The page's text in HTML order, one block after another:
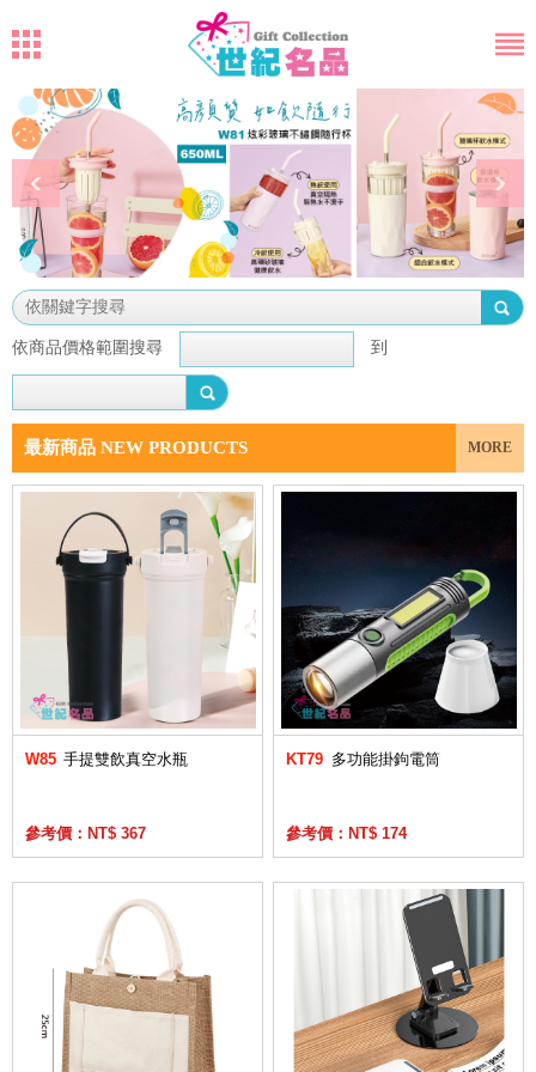
依商品價格範圍搜尋 到
最新商品 NEW PRODUCTS MORE
W85 手提雙飲真空水瓶
參考價：NT$ 367
KT79 多功能掛鉤電筒
參考價：NT$ 174